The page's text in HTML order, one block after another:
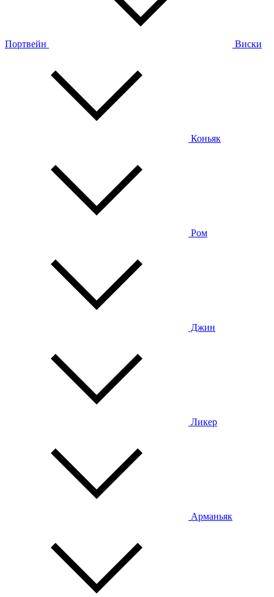
Портвейн Виски
Коньяк
Ром
Джин
Ликер
Арманьяк